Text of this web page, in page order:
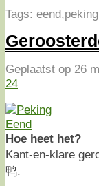
Tags: eend,
Geplaatst op 26
24
Hoe heet het?
Kant-en-klare
鸭.